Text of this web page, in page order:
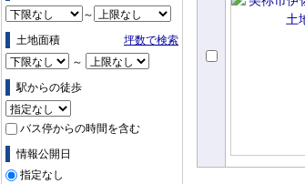
～
土地面積
坪数で検索
～
駅からの徒歩
バス停からの時間を含む
情報公開日
指定なし